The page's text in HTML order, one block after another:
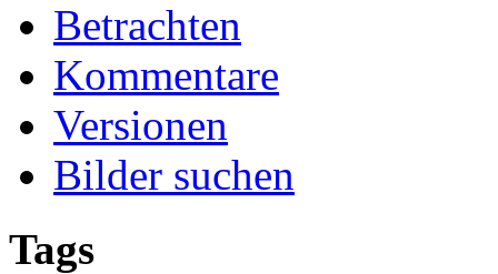
Betrachten
Kommentare
Versionen
Bilder suchen
Tags